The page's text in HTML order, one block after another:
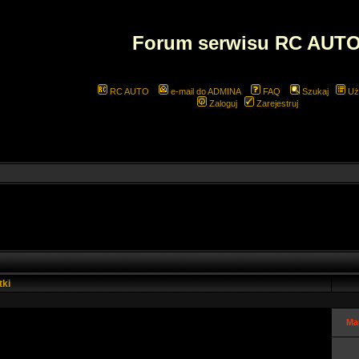
Forum serwisu RC
RC AUTO e-mail do ADMINA FAQ Szukaj
Zaloguj
Zarejestruj